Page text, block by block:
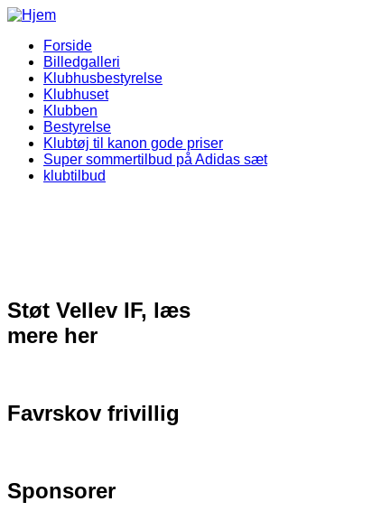
Gå til hovedindhold
Vellev IF Menu
Forside
Billedgalleri
Klubhusbestyrelse
Klubhuset
Klubben
Bestyrelse
Klubtøj til kanon gode priser
Super sommertilbud på Adidas sæt
klubtilbud
Støt Vellev IF, læs
mere her
Favrskov frivillig
Sponsorer